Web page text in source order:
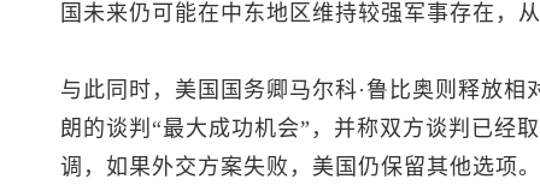
国未来仍可能在中东地区维持较强军事存在，
与此同时，美国国务卿马尔科·鲁比奥则释放
朗的谈判“最大成功机会”，并称双方谈判已经
调，如果外交方案失败，美国仍保留其他选项